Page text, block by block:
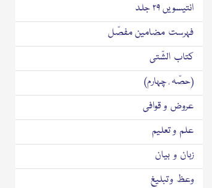
انتیسویں ۲۹ جلد
فہرست مضامین مفصّل
کتاب الشّتی
(حصّہ ٔ چہارم)
عروض و قوافی
علم و تعلیم
زبان و بیان
وعظ و تبلیغ